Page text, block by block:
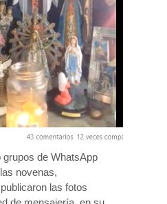
de WhatsApp
novenas,
las fotos